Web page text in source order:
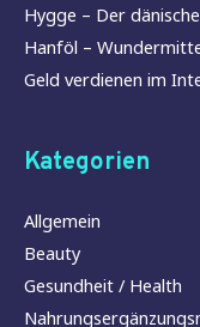
Hygge – Der
Hanföl –
Geld verdienen im
Kategorien
Allgemein
Beauty
Gesundheit / Health